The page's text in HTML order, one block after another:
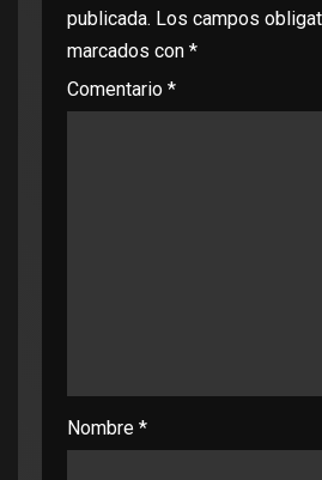
publicada. Los campos
marcados con *
Comentario *
Nombre *